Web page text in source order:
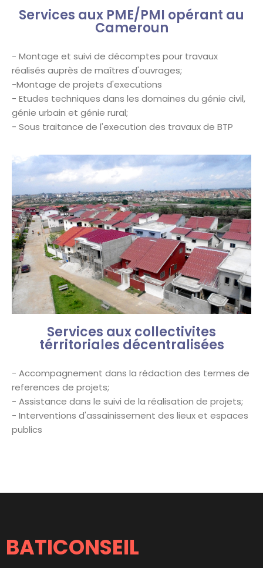
Services aux PME/PMI opérant au
Cameroun
- Montage et suivi de décomptes pour travaux
réalisés auprès de maîtres d'ouvrages;
-Montage de projets d'executions
- Etudes techniques dans les domaines du génie civil,
génie urbain et génie rural;
- Sous traitance de l'execution des travaux de BTP
Services aux collectivites
térritoriales décentralisées
- Accompagnement dans la rédaction des termes de
references de projets;
- Assistance dans le suivi de la réalisation de projets;
- Interventions d'assainissement des lieux et espaces
publics
BATICONSEIL